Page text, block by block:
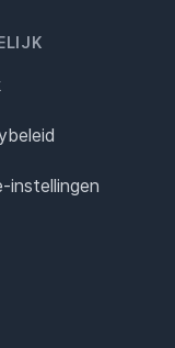
instellingen